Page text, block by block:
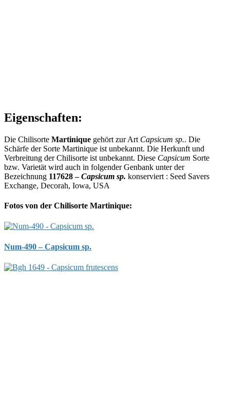
Eigenschaften:
Die Chilisorte Martinique gehört zur Art Capsicum sp.. Die
Schärfe der Sorte Martinique ist unbekannt. Die Herkunft und
Verbreitung der Chilisorte ist unbekannt. Diese Capsicum Sorte
bzw. Varietät wird auch in folgender Genbank unter der
Bezeichnung 117628 –Capsicum sp. konserviert : Seed Savers
Exchange, Decorah, Iowa, USA
Fotos von der Chilisorte Martinique:
Num-490 – Capsicum sp.